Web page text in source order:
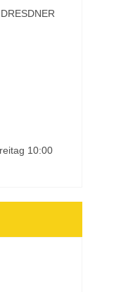
10:00